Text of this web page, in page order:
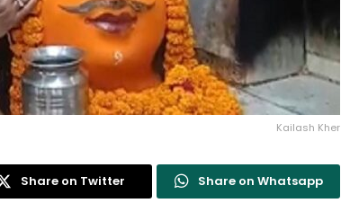
Kailash Kher
Share on Twitter Share on Whatsapp